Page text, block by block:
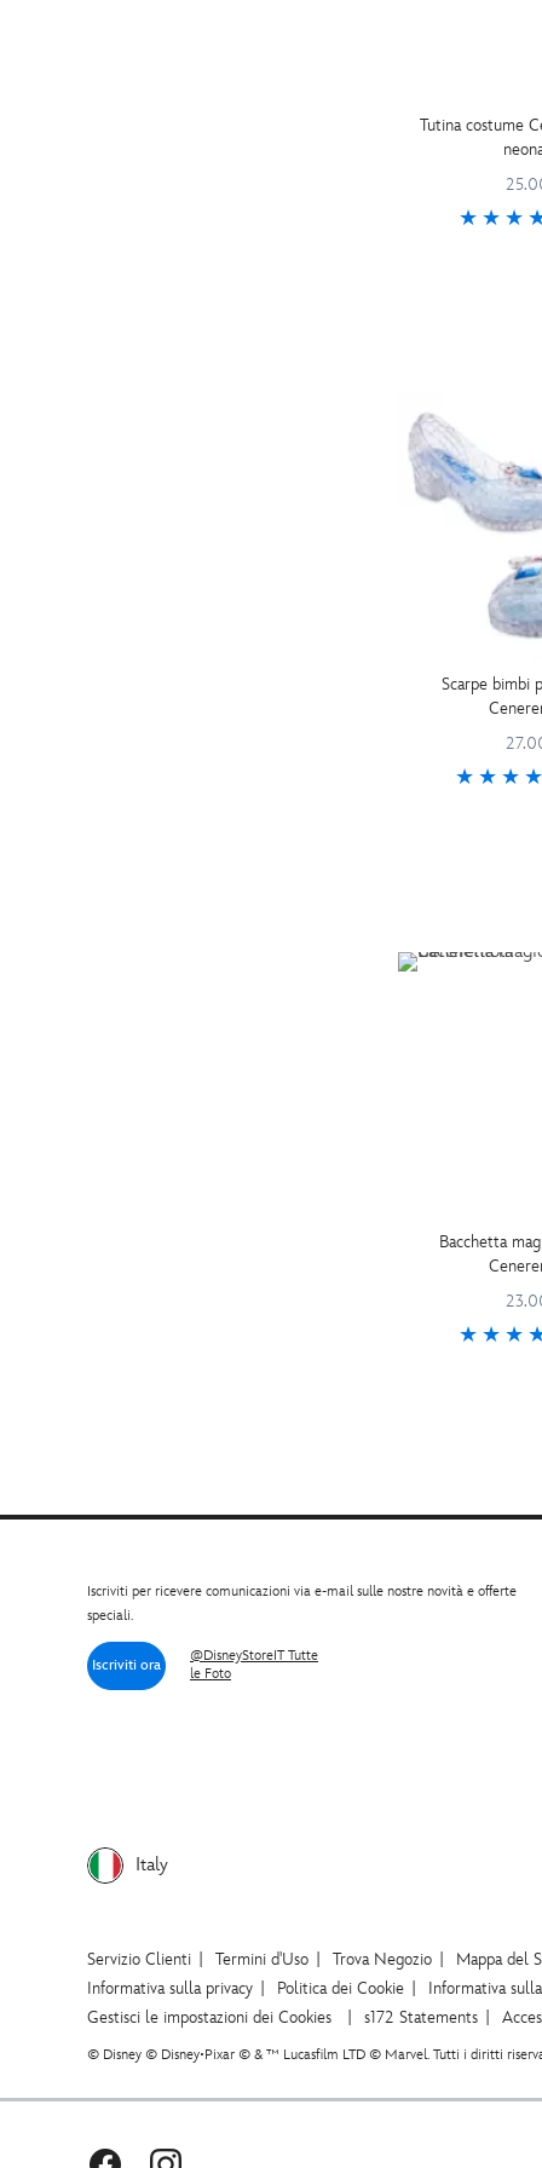
Tutina costume
Scarpe bimbi
Bacchetta
Iscriviti per ricevere comunicazioni via e-mail sulle nostre novità e offerte
speciali.
Iscriviti ora
@DisneyStoreIT Tutte
le Foto
Italy
Servizio Clienti Termini d'Uso Trova Negozio Mappa del
Informativa sulla privacy
Politica dei Cookie Informativa
Gestisci le impostazioni dei Cookies
s172 Statements
© Disney © Disney•Pixar © & ™ Lucasfilm LTD © Marvel. Tutti i diritti